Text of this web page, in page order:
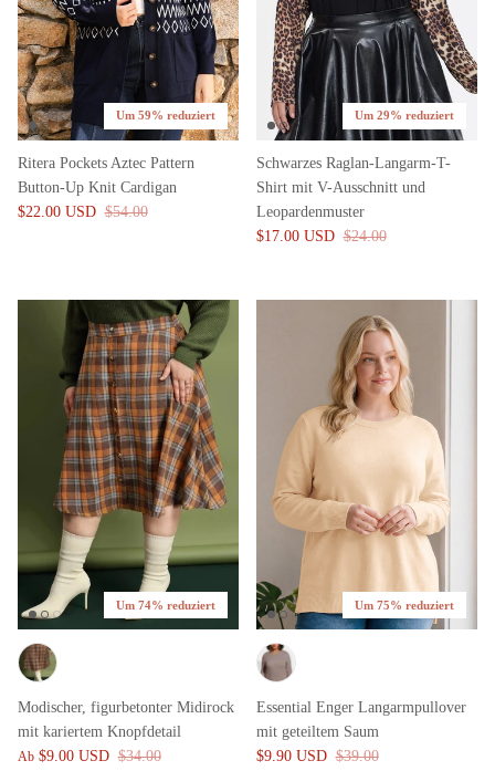
Um 59% reduziert
Ritera Pockets Aztec Pattern
Button-Up Knit Cardigan
$22.00 USD $54.00
Um 29% reduziert
Schwarzes Raglan-Langarm-T-
Shirt mit V-Ausschnitt und
Leopardenmuster
$17.00 USD $24.00
Um 74% reduziert
Modischer, figurbetonter Midirock
mit kariertem Knopfdetail
Ab $9.00 USD $34.00
Um 75% reduziert
Essential Enger Langarmpullover
mit geteiltem Saum
$9.90 USD $39.00